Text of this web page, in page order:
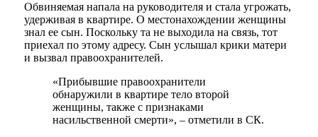
Обвиняемая напала на руководителя и стала угрожать,
удерживая в квартире. О местонахождении женщины
знал ее сын. Поскольку та не выходила на связь, тот
приехал по этому адресу. Сын услышал крики матери
и вызвал правоохранителей.
«Прибывшие правоохранители
обнаружили в квартире тело второй
женщины, также с признаками
насильственной смерти», – отметили в СК.